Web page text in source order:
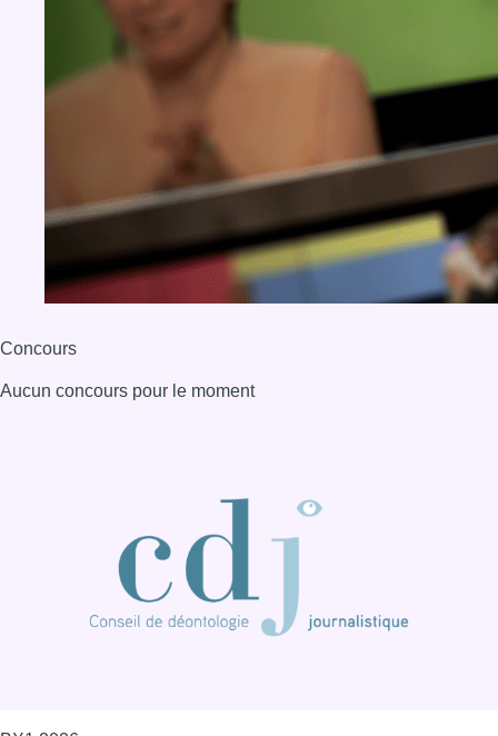
Concours
Aucun concours pour le moment